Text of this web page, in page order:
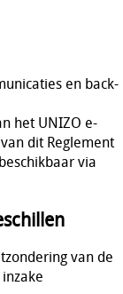
en back-
het UNIZO e-
dit Reglement
via
van de